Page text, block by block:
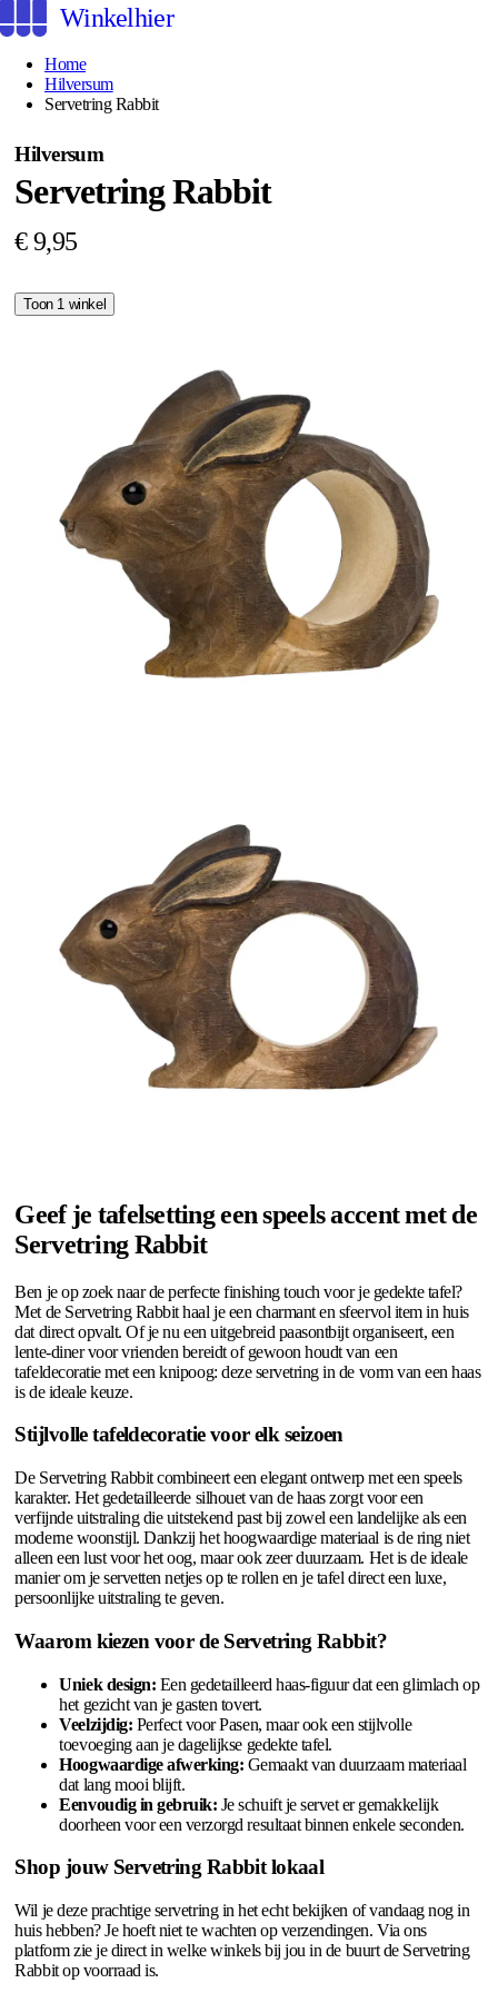
Winkelhier
Home
Hilversum
Servetring Rabbit
Hilversum
Servetring Rabbit
€ 9,95
Toon 1 winkel
Geef je tafelsetting een speels accent met de
Servetring Rabbit
Ben je op zoek naar de perfecte finishing touch voor je gedekte tafel?
Met de Servetring Rabbit haal je een charmant en sfeervol item in huis
dat direct opvalt. Of je nu een uitgebreid paasontbijt organiseert, een
lente-diner voor vrienden bereidt of gewoon houdt van een
tafeldecoratie met een knipoog: deze servetring in de vorm van een haas
is de ideale keuze.
Stijlvolle tafeldecoratie voor elk seizoen
De Servetring Rabbit combineert een elegant ontwerp met een speels
karakter. Het gedetailleerde silhouet van de haas zorgt voor een
verfijnde uitstraling die uitstekend past bij zowel een landelijke als een
moderne woonstijl. Dankzij het hoogwaardige materiaal is de ring niet
alleen een lust voor het oog, maar ook zeer duurzaam. Het is de ideale
manier om je servetten netjes op te rollen en je tafel direct een luxe,
persoonlijke uitstraling te geven.
Waarom kiezen voor de Servetring Rabbit?
Uniek design: Een gedetailleerd haas-figuur dat een glimlach op
het gezicht van je gasten tovert.
Veelzijdig: Perfect voor Pasen, maar ook een stijlvolle
toevoeging aan je dagelijkse gedekte tafel.
Hoogwaardige afwerking: Gemaakt van duurzaam materiaal
dat lang mooi blijft.
Eenvoudig in gebruik: Je schuift je servet er gemakkelijk
doorheen voor een verzorgd resultaat binnen enkele seconden.
Shop jouw Servetring Rabbit lokaal
Wil je deze prachtige servetring in het echt bekijken of vandaag nog in
huis hebben? Je hoeft niet te wachten op verzendingen. Via ons
platform zie je direct in welke winkels bij jou in de buurt de Servetring
Rabbit op voorraad is.